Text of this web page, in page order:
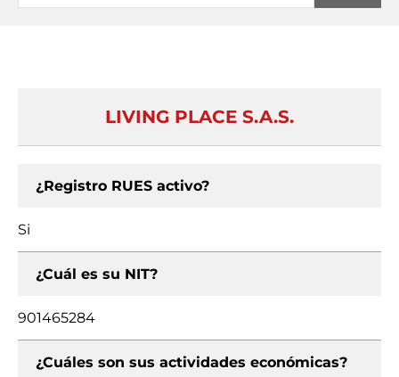
LIVING PLACE S.A.S.
¿Registro RUES activo?
Si
¿Cuál es su NIT?
901465284
¿Cuáles son sus actividades económicas?